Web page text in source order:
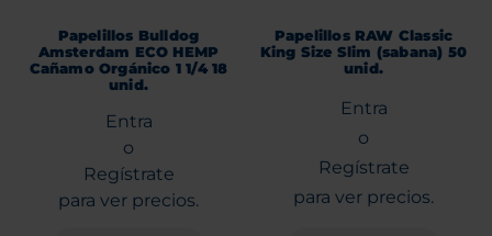
Papelillos Bulldog
Amsterdam ECO HEMP
Cañamo Orgánico 1 1/4 18
unid.
Entra
o
Regístrate
para ver precios.
Papelillos RAW Classic
King Size Slim (sabana) 50
unid.
Entra
o
Regístrate
para ver precios.